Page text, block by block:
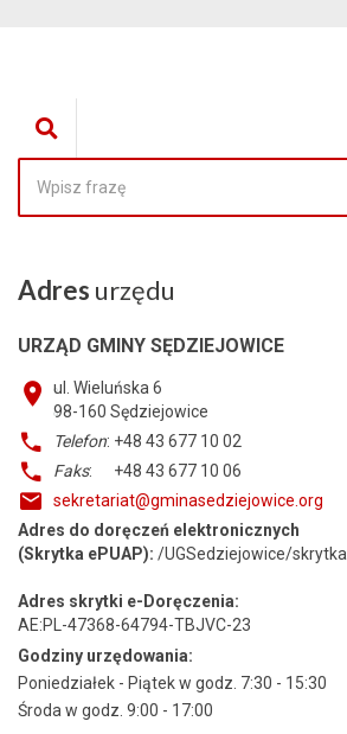
Adres urzędu
URZĄD GMINY SĘDZIEJOWICE
ul. Wieluńska 6
98-160 Sędziejowice
Telefon: +48 43 677 10 02
Faks: +48 43 677 10 06
sekretariat@gminasedziejowice.org
Adres do doręczeń elektronicznych
(Skrytka ePUAP): /UGSedziejowice/skrytka
Adres skrytki e-Doręczenia:
AE:PL-47368-64794-TBJVC-23
Godziny urzędowania:
Poniedziałek - Piątek w godz. 7:30 - 15:30
Środa w godz. 9:00 - 17:00